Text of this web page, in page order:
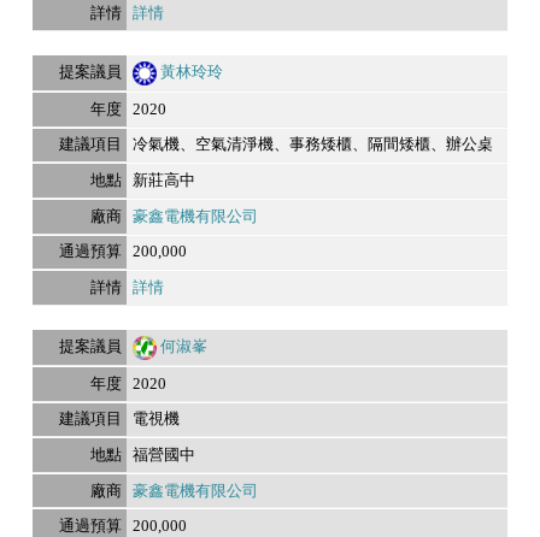
詳情
黃林玲玲
2020
冷氣機、空氣清淨機、事務矮櫃、隔間矮櫃、辦公桌
新莊高中
豪鑫電機有限公司
200,000
詳情
何淑峯
2020
電視機
福營國中
豪鑫電機有限公司
200,000